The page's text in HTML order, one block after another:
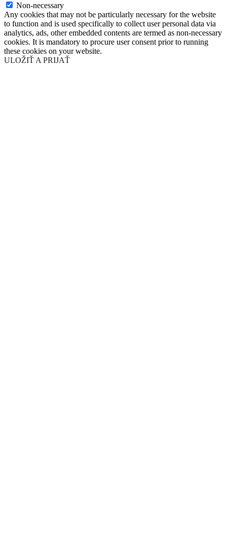
Non-necessary
Any cookies that may not be particularly necessary for the website
to function and is used specifically to collect user personal data via
analytics, ads, other embedded contents are termed as non-necessary
cookies. It is mandatory to procure user consent prior to running
these cookies on your website.
ULOŽIŤ A PRIJAŤ